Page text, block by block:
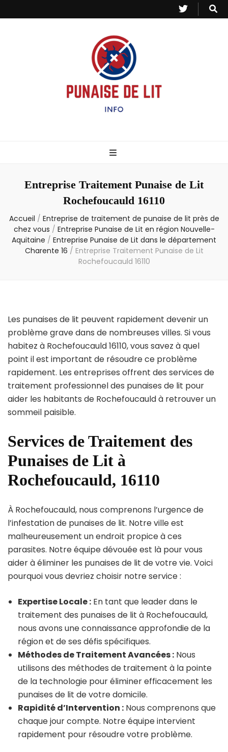
– Info
Entreprise Traitement Punaise de Lit
Rochefoucauld 16110
Accueil / Entreprise de traitement de punaise de lit près de
chez vous / Entreprise Punaise de Lit en région Nouvelle-
Aquitaine / Entreprise Punaise de Lit dans le département
Charente 16 / Entreprise Traitement Punaise de Lit
Rochefoucauld 16110
Les punaises de lit peuvent rapidement devenir un
problème grave dans de nombreuses villes. Si vous
habitez à Rochefoucauld 16110, vous savez à quel
point il est important de résoudre ce problème
rapidement. Les entreprises offrent des services de
traitement professionnel des punaises de lit pour
aider les habitants de Rochefoucauld à retrouver un
sommeil paisible.
Services de Traitement des
Punaises de Lit à
Rochefoucauld, 16110
À Rochefoucauld, nous comprenons l’urgence de
l’infestation de punaises de lit. Notre ville est
malheureusement un endroit propice à ces
parasites. Notre équipe dévouée est là pour vous
aider à éliminer les punaises de lit de votre vie. Voici
pourquoi vous devriez choisir notre service :
Expertise Locale : En tant que leader dans le
traitement des punaises de lit à Rochefoucauld,
nous avons une connaissance approfondie de la
région et de ses défis spécifiques.
Méthodes de Traitement Avancées : Nous
utilisons des méthodes de traitement à la pointe
de la technologie pour éliminer efficacement les
punaises de lit de votre domicile.
Rapidité d’Intervention : Nous comprenons que
chaque jour compte. Notre équipe intervient
rapidement pour résoudre votre problème.